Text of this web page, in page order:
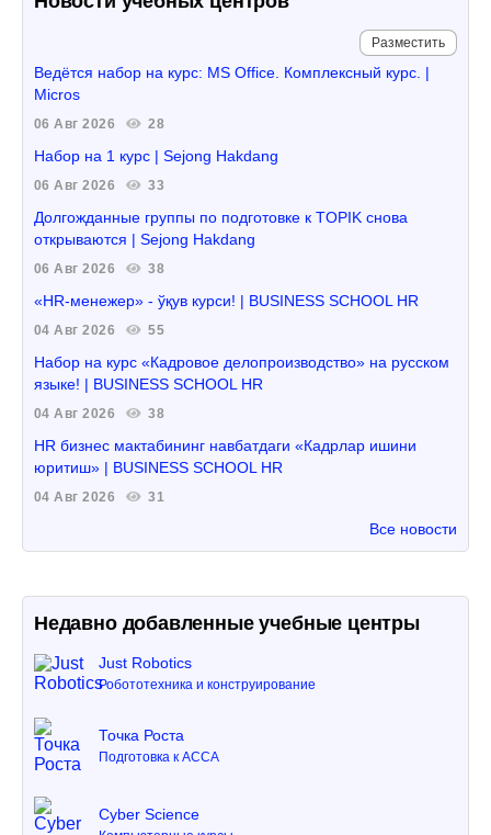
Разместить
Ведётся набор на курс: MS Office. Комплексный курс. |
Micros
06 Авг 2026 28
Набор на 1 курс | Sejong Hakdang
06 Авг 2026 33
Долгожданные группы по подготовке к TOPIK снова
открываются | Sejong Hakdang
06 Авг 2026 38
«HR-менежер» - ўқув курси! | BUSINESS SCHOOL HR
04 Авг 2026 55
Набор на курс «Кадровое делопроизводство» на русском
языке! | BUSINESS SCHOOL HR
04 Авг 2026 38
HR бизнес мактабининг навбатдаги «Кадрлар ишини
юритиш» | BUSINESS SCHOOL HR
04 Авг 2026 31
Все новости
Недавно добавленные учебные центры
Just Robotics
Робототехника и конструирование
Точка Роста
Подготовка к ACCA
Cyber Science